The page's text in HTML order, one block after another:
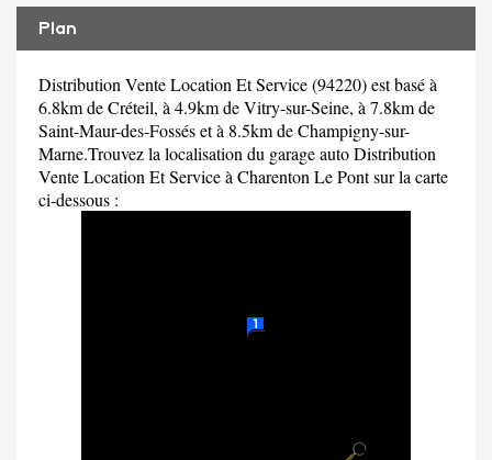
Plan
Distribution Vente Location Et Service (94220) est basé à
6.8km de Créteil, à 4.9km de Vitry-sur-Seine, à 7.8km de
Saint-Maur-des-Fossés et à 8.5km de Champigny-sur-
Marne.Trouvez la localisation du garage auto Distribution
Vente Location Et Service à Charenton Le Pont sur la carte
ci-dessous :